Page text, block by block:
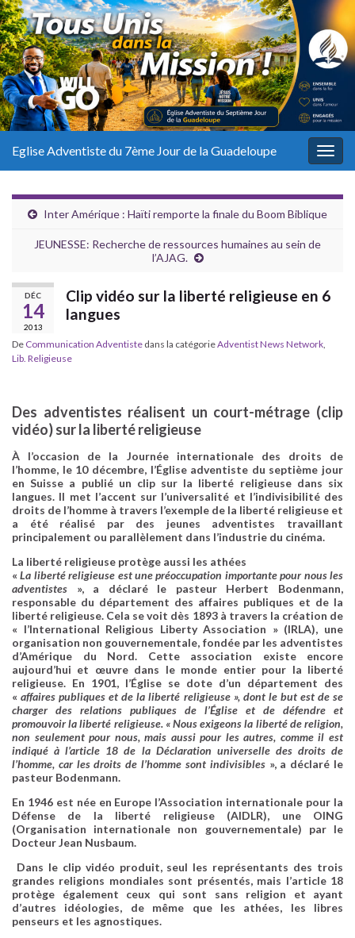
Eglise Adventiste du 7ème Jour de la Guadeloupe
Inter Amérique : Haïti remporte la finale du Boom Biblique
JEUNESSE: Recherche de ressources humaines au sein de
l’AJAG.
DÉC
14
2013
Clip vidéo sur la liberté religieuse en 6
langues
De Communication Adventiste dans la catégorieAdventist News Network,
Lib. Religieuse
Des adventistes réalisent un court-métrage (clip
vidéo) sur la liberté religieuse
À l’occasion de la Journée internationale des droits de
l’homme, le 10 décembre, l’Église adventiste du septième jour
en Suisse a publié un clip sur la liberté religieuse dans six
langues. Il met l’accent sur l’universalité et l’indivisibilité des
droits de l’homme à travers l’exemple de la liberté religieuse et
a été réalisé par des jeunes adventistes travaillant
principalement ou parallèlement dans l’industrie du cinéma.
La liberté religieuse protège aussi les athées
« La liberté religieuse est une préoccupation importante pour nous les
adventistes », a déclaré le pasteur Herbert Bodenmann,
responsable du département des affaires publiques et de la
liberté religieuse. Cela se voit dès 1893 à travers la création de
« l’International Religious Liberty Association » (IRLA), une
organisation non gouvernementale, fondée par les adventistes
d’Amérique du Nord. Cette association existe encore
aujourd’hui et œuvre dans le monde entier pour la liberté
religieuse. En 1901, l’Église se dote d’un département des
«affaires publiques et de la liberté religieuse », dont le but est de se
charger des relations publiques de l’Église et de défendre et
promouvoir la liberté religieuse. « Nous exigeons la liberté de religion,
non seulement pour nous, mais aussi pour les autres, comme il est
indiqué à l’article 18 de la Déclaration universelle des droits de
l’homme, car les droits de l’homme sont indivisibles», a déclaré le
pasteur Bodenmann.
En 1946 est née en Europe l’Association internationale pour la
Défense de la liberté religieuse (AIDLR), une OING
(Organisation internationale non gouvernementale) par le
DocteurJean Nusbaum.
Dans le clip vidéo produit, seul les représentants des trois
grandes religions mondiales sont présentés, mais l’article 18
protège également ceux qui sont sans religion et ayant
d’autres idéologies, de même que les athées, les libres
penseurs et les agnostiques.